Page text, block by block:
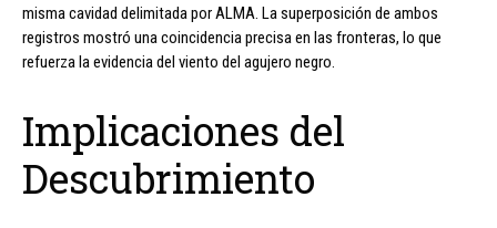
misma cavidad delimitada por ALMA. La superposición de ambos
registros mostró una coincidencia precisa en las fronteras, lo que
refuerza la evidencia del viento del agujero negro.
Implicaciones del
Descubrimiento